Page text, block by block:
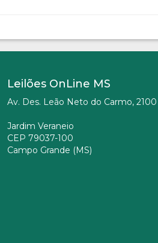
Leilões OnLine MS
Av. Des. Leão Neto do Carmo, 2100
Jardim Veraneio
CEP 79037-100
Campo Grande (MS)